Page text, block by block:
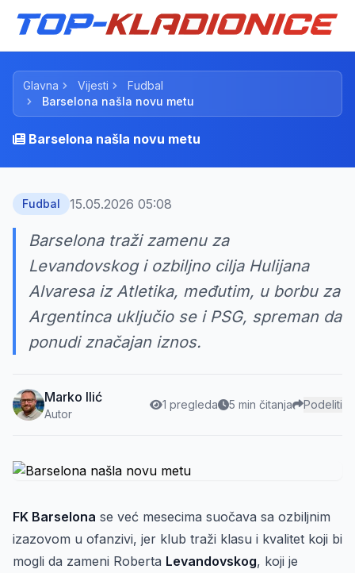
Glavna Vijesti
Fudbal
Barselona našla novu metu
Barselona našla novu metu
Fudbal 15.05.2026 05:08
Barselona traži zamenu za
Levandovskog i ozbiljno cilja Hulijana
Alvaresa iz Atletika, međutim, u borbu za
Argentinca uključio se i PSG, spreman da
ponudi značajan iznos.
Marko Ilić
Autor
1 pregleda 5 min čitanja Podeliti
FK Barselona se već mesecima suočava sa ozbiljnim
izazovom u ofanzivi, jer klub traži klasu i kvalitet koji bi
mogli da zameni Roberta Levandovskog, koji je